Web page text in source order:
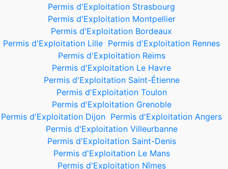
Permis d'Exploitation Strasbourg
Permis d'Exploitation Montpellier
Permis d'Exploitation Bordeaux
Permis d'Exploitation Lille Permis d'Exploitation Rennes
Permis d'Exploitation Reims
Permis d'Exploitation Le Havre
Permis d'Exploitation Saint-Étienne
Permis d'Exploitation Toulon
Permis d'Exploitation Grenoble
Permis d'Exploitation Dijon Permis d'Exploitation Angers
Permis d'Exploitation Villeurbanne
Permis d'Exploitation Saint-Denis
Permis d'Exploitation Le Mans
Permis d'Exploitation Nîmes